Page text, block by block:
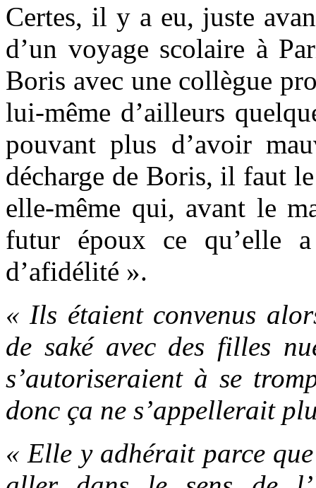
Certes, il y a eu, juste
d’un voyage scolaire à
Boris avec une collègue
lui-même d’ailleurs
pouvant plus d’avoir
décharge de Boris, il faut
elle-même qui, avant le
futur époux ce qu’elle
d’afidélité ».
« Ils étaient convenus
de saké avec des filles
s’autoriseraient à se
donc ça ne s’appellerait
« Elle y adhérait parce